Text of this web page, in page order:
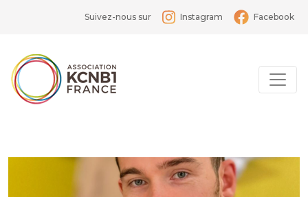
Suivez-nous sur Instagram Facebook